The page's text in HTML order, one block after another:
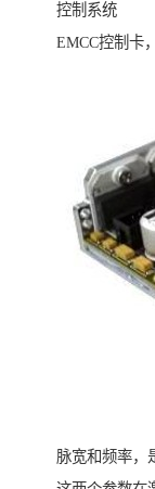
控制系统
EMCC控制卡
脉宽和频率，